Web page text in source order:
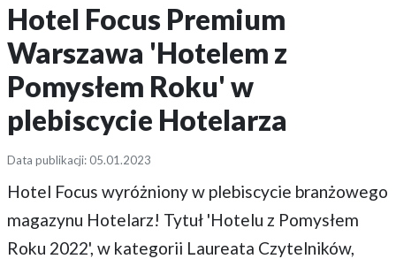
Hotel Focus Premium
Warszawa 'Hotelem z
Pomysłem Roku' w
plebiscycie Hotelarza
Data publikacji: 05.01.2023
Hotel Focus wyróżniony w plebiscycie branżowego
magazynu Hotelarz! Tytuł 'Hotelu z Pomysłem
Roku 2022', w kategorii Laureata Czytelników,